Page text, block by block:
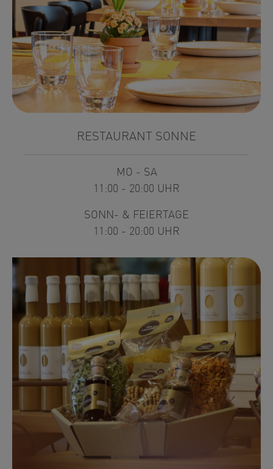
RESTAURANT SONNE
MO - SA
11:00 - 20:00 UHR
SONN- & FEIERTAGE
11:00 - 20:00 UHR